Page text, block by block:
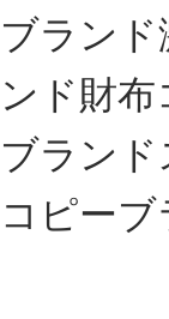
ブラン
ンド財
ブラン
コピー